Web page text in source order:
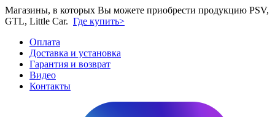
Магазины, в которых Вы можете приобрести продукцию PSV,
GTL, Little Car. Где купить>
Оплата
Доставка и установка
Гарантия и возврат
Видео
Контакты